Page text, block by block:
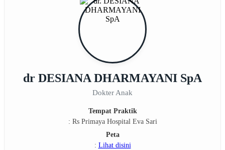
dr DESIANA DHARMAYANI SpA
Dokter Anak
Tempat Praktik
: Rs Primaya Hospital Eva Sari
Peta
: Lihat disini